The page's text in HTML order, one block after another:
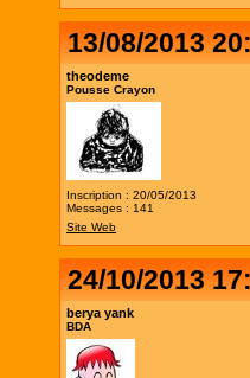
13/08/2013
theodeme
Pousse Crayon
Inscription : 20/05/2013
Messages : 141
Site Web
24/10/2013
berya yank
BDA